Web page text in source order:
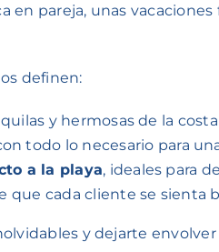
pareja, unas
definen:
y hermosas de la
todo lo necesario para
a la playa, ideales para
que cada cliente se sienta
y dejarte